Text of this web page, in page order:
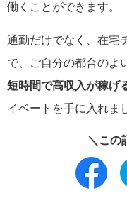
働くことができます。
通勤だけでなく、在宅
で、ご自分の都合のよ
短時間で高収入が稼げ
イベートを手に入れま
＼この